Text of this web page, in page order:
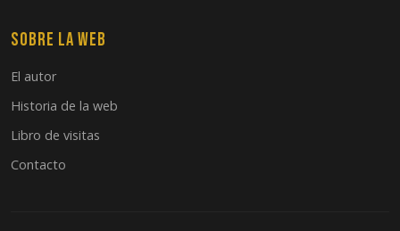
Sobre la web
El autor
Historia de la web
Libro de visitas
Contacto